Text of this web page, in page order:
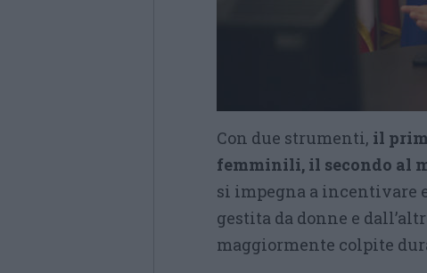
Con due strumenti, il
femminili, il secondo al
si impegna a incentivare
gestita da donne e
maggiormente colpite